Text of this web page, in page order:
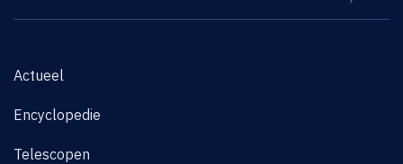
Actueel
Encyclopedie
Telescopen